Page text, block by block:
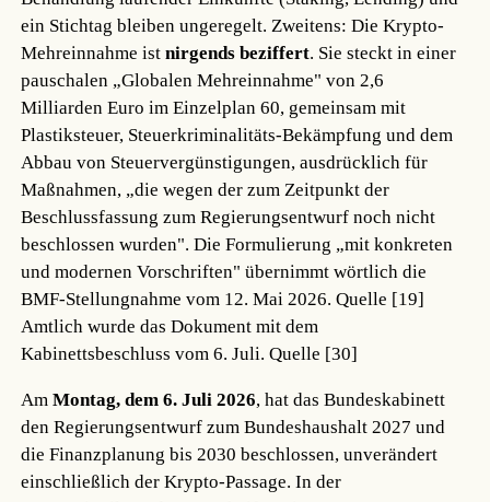
ein Stichtag bleiben ungeregelt. Zweitens: Die Krypto-
Mehreinnahme istnirgends beziffert. Sie steckt in einer
pauschalen „Globalen Mehreinnahme" von 2,6
Milliarden Euro im Einzelplan 60, gemeinsam mit
Plastiksteuer, Steuerkriminalitäts-Bekämpfung und dem
Abbau von Steuervergünstigungen, ausdrücklich für
Maßnahmen, „die wegen der zum Zeitpunkt der
Beschlussfassung zum Regierungsentwurf noch nicht
beschlossen wurden". Die Formulierung „mit konkreten
und modernen Vorschriften" übernimmt wörtlich die
BMF-Stellungnahme vom 12. Mai 2026.Quelle [19]
Amtlich wurde das Dokument mit dem
Kabinettsbeschluss vom 6. Juli.Quelle [30]
AmMontag, dem 6. Juli 2026, hat das Bundeskabinett
den Regierungsentwurf zum Bundeshaushalt 2027 und
die Finanzplanung bis 2030 beschlossen, unverändert
einschließlich der Krypto-Passage. In der